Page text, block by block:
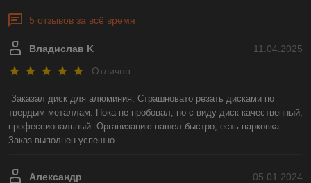
5 отзывов за всё время
11.04.2025
Владислав K
Отлично
Заказал диск для алюминия. Страшновато резать дисками по
твердым металлам. Пока не пробовал, но с виду диск качественный,
профессиональный. Организацию нашел быстро, есть парковка.
Заказ выполнен успешно
05.01.2024
Александр